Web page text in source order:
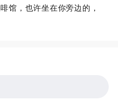
馆，也许坐在你旁边的，